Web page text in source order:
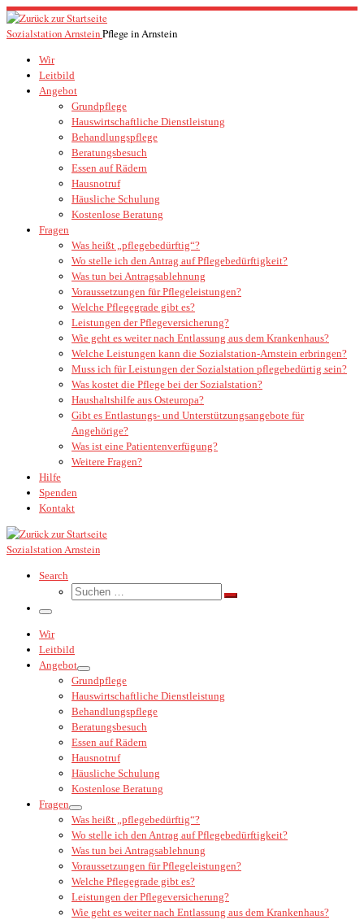
Zum
Inhalt
Sozialstation ArnsteinPflege in Arnstein
Wir
Leitbild
Angebot
Grundpflege
Hauswirtschaftliche Dienstleistung
Behandlungspflege
Beratungsbesuch
Essen auf Rädern
Hausnotruf
Häusliche Schulung
Kostenlose Beratung
Fragen
Was heißt „pflegebedürftig“?
Wo stelle ich den Antrag auf Pflegebedürftigkeit?
Was tun bei Antragsablehnung
Voraussetzungen für Pflegeleistungen?
Welche Pflegegrade gibt es?
Leistungen der Pflegeversicherung?
Wie geht es weiter nach Entlassung aus dem Krankenhaus?
Welche Leistungen kann die Sozialstation-Arnstein erbringen?
Muss ich für Leistungen der Sozialstation pflegebedürtig sein?
Was kostet die Pflege bei der Sozialstation?
Haushaltshilfe aus Osteuropa?
Gibt es Entlastungs- und Unterstützungsangebote für
Angehörige?
Was ist eine Patientenverfügung?
Weitere Fragen?
Hilfe
Spenden
Kontakt
Sozialstation Arnstein
Search
Suche
Suchen …
Menü
Wir
Leitbild
Angebot
Grundpflege
Hauswirtschaftliche Dienstleistung
Behandlungspflege
Beratungsbesuch
Essen auf Rädern
Hausnotruf
Häusliche Schulung
Kostenlose Beratung
Fragen
Was heißt „pflegebedürftig“?
Wo stelle ich den Antrag auf Pflegebedürftigkeit?
Was tun bei Antragsablehnung
Voraussetzungen für Pflegeleistungen?
Welche Pflegegrade gibt es?
Leistungen der Pflegeversicherung?
Wie geht es weiter nach Entlassung aus dem Krankenhaus?